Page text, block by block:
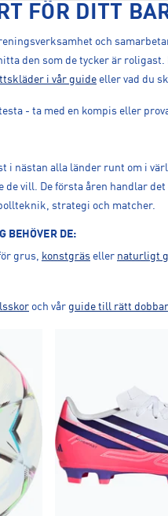
FÖR DITT
och
den som de tycker är
i vår guide eller vad du
- ta med en kompis eller
i nästan alla länder runt om i
de vill. De första åren handlar
strategi och matcher.
BEHÖVER DE:
grus, konstgräs eller naturligt
och vår guide till rätt dobbar